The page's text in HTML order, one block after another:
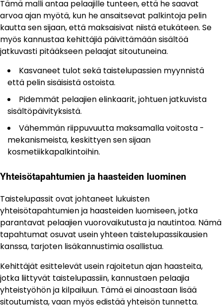
Tämä malli antaa pelaajille tunteen, että he saavat
arvoa ajan myötä, kun he ansaitsevat palkintoja pelin
kautta sen sijaan, että maksaisivat niistä etukäteen. Se
myös kannustaa kehittäjiä päivittämään sisältöä
jatkuvasti pitääkseen pelaajat sitoutuneina.
Kasvaneet tulot sekä taistelupassien myynnistä
että pelin sisäisistä ostoista.
Pidemmät pelaajien elinkaarit, johtuen jatkuvista
sisältöpäivityksistä.
Vähemmän riippuvuutta maksamalla voitosta -
mekanismeista, keskittyen sen sijaan
kosmetiikkapalkintoihin.
Yhteisötapahtumien ja haasteiden luominen
Taistelupassit ovat johtaneet lukuisten
yhteisötapahtumien ja haasteiden luomiseen, jotka
parantavat pelaajien vuorovaikutusta ja nautintoa. Nämä
tapahtumat osuvat usein yhteen taistelupassikausien
kanssa, tarjoten lisäkannustimia osallistua.
Kehittäjät esittelevät usein rajoitetun ajan haasteita,
jotka liittyvät taistelupassiin, kannustaen pelaajia
yhteistyöhön ja kilpailuun. Tämä ei ainoastaan lisää
sitoutumista, vaan myös edistää yhteisön tunnetta.